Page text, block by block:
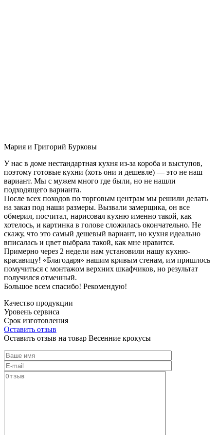
Мария и Григорий Бурковы
У нас в доме нестандартная кухня из-за короба и выступов,
поэтому готовые кухни (хоть они и дешевле) — это не наш
вариант. Мы с мужем много где были, но не нашли
подходящего варианта.
После всех походов по торговым центрам мы решили делать
на заказ под наши размеры. Вызвали замерщика, он все
обмерил, посчитал, нарисовал кухню именно такой, как
хотелось, и картинка в голове сложилась окончательно. Не
скажу, что это самый дешевый вариант, но кухня идеально
вписалась и цвет выбрала такой, как мне нравится.
Примерно через 2 недели нам установили нашу кухню-
красавицу! «Благодаря» нашим кривым стенам, им пришлось
помучиться с монтажом верхних шкафчиков, но результат
получился отменный.
Большое всем спасибо! Рекомендую!
Качество продукции
Уровень сервиса
Срок изготовления
Оставить отзыв
Оставить отзыв на товар Весенние крокусы